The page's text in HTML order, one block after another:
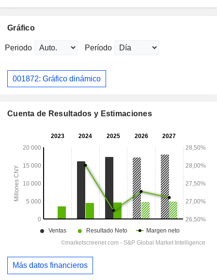
Gráfico
Periodo Período
001872: Gráfico dinámico
Cuenta de Resultados y Estimaciones
Más datos financieros